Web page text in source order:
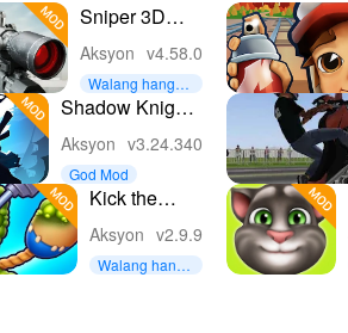
Sniper 3D：
Gun Shooting
Games
Aksyon v4.58.0
Walang hangga
nan pera
Shadow Knight:
Ninja Game War
Aksyon v3.24.340
God Mod
Kick the
Buddy－Fun
Action Game
Aksyon v2.9.9
Walang hangg